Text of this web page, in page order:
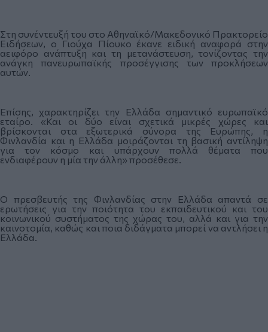
Στη συνέντευξή του στο Αθηναϊκό/Μακεδονικό Πρακτορείο
Ειδήσεων, ο Γιούχα Πίουκο έκανε ειδική αναφορά στην
αειφόρο ανάπτυξη και τη μετανάστευση, τονίζοντας την
ανάγκη πανευρωπαϊκής προσέγγισης των προκλήσεων
αυτών.
Επίσης, χαρακτηρίζει την Ελλάδα σημαντικό ευρωπαϊκό
εταίρο. «Και οι δύο είναι σχετικά μικρές χώρες και
βρίσκονται στα εξωτερικά σύνορα της Ευρώπης, η
Φινλανδία και η Ελλάδα μοιράζονται τη βασική αντίληψη
για τον κόσμο και υπάρχουν πολλά θέματα που
ενδιαφέρουν η μία την άλλη» προσέθεσε.
Ο πρεσβευτής της Φινλανδίας στην Ελλάδα απαντά σε
ερωτήσεις για την ποιότητα του εκπαιδευτικού και του
κοινωνικού συστήματος της χώρας του, αλλά και για την
καινοτομία, καθώς και ποια διδάγματα μπορεί να αντλήσει η
Ελλάδα.